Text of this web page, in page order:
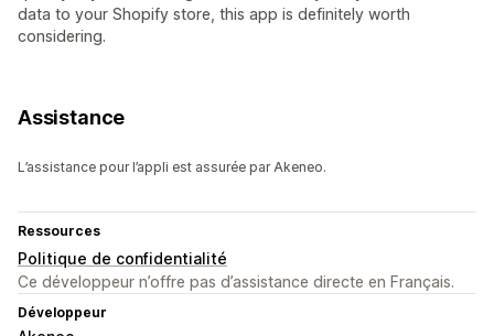
data to your Shopify store, this app is definitely worth
considering.
Assistance
L’assistance pour l’appli est assurée par Akeneo.
Ressources
Politique de confidentialité
Ce développeur n’offre pas d’assistance directe en Français.
Développeur